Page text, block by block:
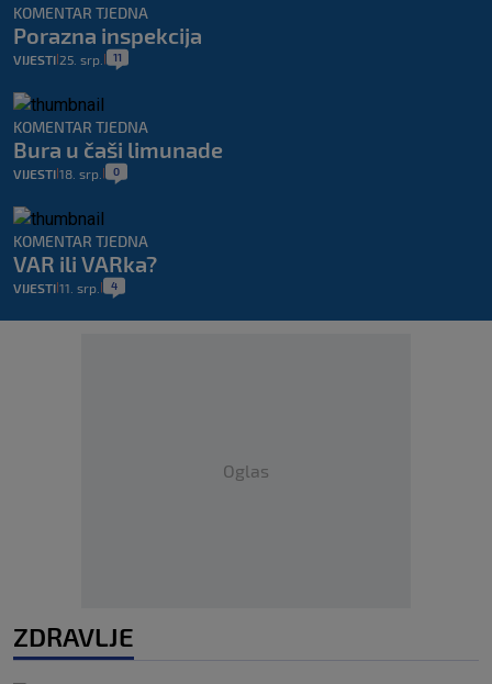
KOMENTAR TJEDNA
Porazna inspekcija
VIJESTI 25. srp. 11
KOMENTAR TJEDNA
Bura u čaši limunade
VIJESTI 18. srp. 0
KOMENTAR TJEDNA
VAR ili VARka?
VIJESTI 11. srp. 4
Oglas
ZDRAVLJE